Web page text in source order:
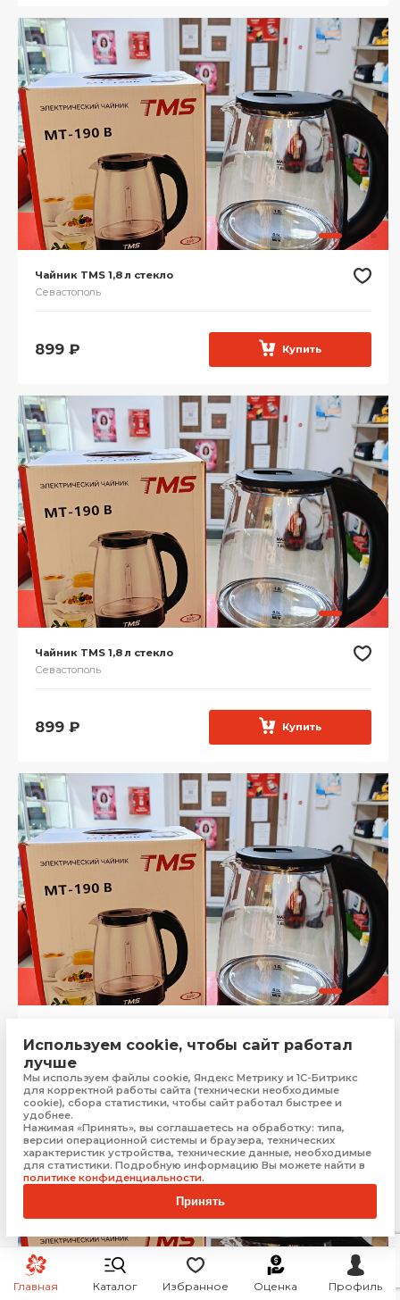
Главная Каталог Избранное Оценка Профиль
Чайник TMS 1,8 л стекло
Севастополь
899 ₽ Купить
Чайник TMS 1,8 л стекло
Севастополь
899 ₽ Купить
Севастополь
899 ₽ Купить
Используем cookie, чтобы сайт работал
лучше
Мы используем файлы cookie, Яндекс Метрику и 1С-Битрикс
для корректной работы сайта (технически необходимые
cookie), сбора статистики, чтобы сайт работал быстрее и
удобнее.
Нажимая «Принять», вы соглашаетесь на обработку: типа,
версии операционной системы и браузера, технических
характеристик устройства, технические данные, необходимые
для статистики. Подробную информацию Вы можете найти в
политике конфиденциальности.
Принять